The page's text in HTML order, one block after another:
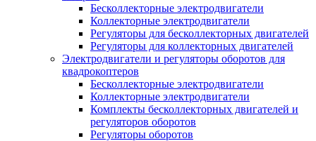
Бесколлекторные электродвигатели
Коллекторные электродвигатели
Регуляторы для бесколлекторных двигателей
Регуляторы для коллекторных двигателей
Электродвигатели и регуляторы оборотов для
квадрокоптеров
Бесколлекторные электродвигатели
Коллекторные электродвигатели
Комплекты бесколлекторных двигателей и
регуляторов оборотов
Регуляторы оборотов